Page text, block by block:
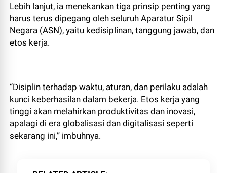
Lebih lanjut, ia menekankan tiga prinsip penting yang
harus terus dipegang oleh seluruh Aparatur Sipil
Negara (ASN), yaitu kedisiplinan, tanggung jawab, dan
etos kerja.
“Disiplin terhadap waktu, aturan, dan perilaku adalah
kunci keberhasilan dalam bekerja. Etos kerja yang
tinggi akan melahirkan produktivitas dan inovasi,
apalagi di era globalisasi dan digitalisasi seperti
sekarang ini,” imbuhnya.